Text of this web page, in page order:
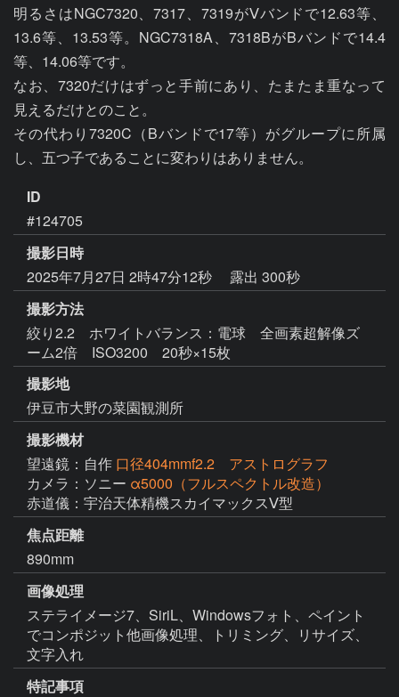
明るさはNGC7320、7317、7319がⅤバンドで12.63等、
13.6等、13.53等。NGC7318A、7318BがBバンドで14.4
等、14.06等です。
なお、7320だけはずっと手前にあり、たまたま重なって
見えるだけとのこと。
その代わり7320C（Bバンドで17等）がグループに所属
し、五つ子であることに変わりはありません。
ID
#124705
撮影日時
2025年7月27日 2時47分12秒
露出 300秒
撮影方法
絞り2.2 ホワイトバランス：電球 全画素超解像ズ
ーム2倍 ISO3200 20秒×15枚
撮影地
伊豆市大野の菜園観測所
撮影機材
望遠鏡：自作 口径404mmf2.2 アストログラフ
カメラ：ソニー α5000（フルスペクトル改造）
赤道儀：宇治天体精機スカイマックスⅤ型
焦点距離
890mm
画像処理
ステライメージ7、SiriL、Windowsフォト、ペイント
でコンポジット他画像処理、トリミング、リサイズ、
文字入れ
特記事項